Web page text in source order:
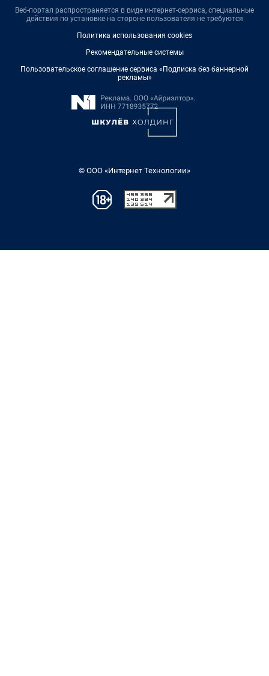
Веб-портал распространяется в виде интернет-сервиса, специальные
действия по установке на стороне пользователя не требуются
Политика использования cookies
Рекомендательные системы
Пользовательское соглашение сервиса «Подписка без баннерной
рекламы»
© ООО «Интернет Технологии»